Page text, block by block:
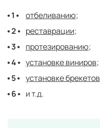
отбеливанию;
реставрации;
протезированию;
установке виниров;
установке брекетов
и т.д.